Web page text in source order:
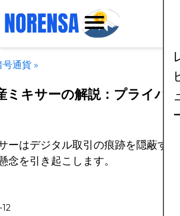
号通貨 »
ミキサーの解説：プライバ
ーはデジタル取引の痕跡を隠蔽す
念を引き起こします。